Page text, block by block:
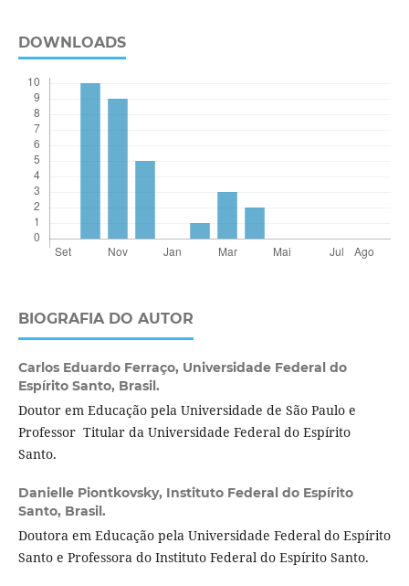
DOWNLOADS
BIOGRAFIA DO AUTOR
Carlos Eduardo Ferraço, Universidade Federal do
Espírito Santo, Brasil.
Doutor em Educação pela Universidade de São Paulo e
Professor Titular da Universidade Federal do Espírito
Santo.
Danielle Piontkovsky, Instituto Federal do Espírito
Santo, Brasil.
Doutora em Educação pela Universidade Federal do Espírito
Santo e Professora do Instituto Federal do Espírito Santo.